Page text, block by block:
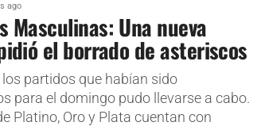
ago
Masculinas: Una nueva
el borrado de asteriscos
los partidos que habían sido
para el domingo pudo llevarse a cabo.
Platino, Oro y Plata cuentan con